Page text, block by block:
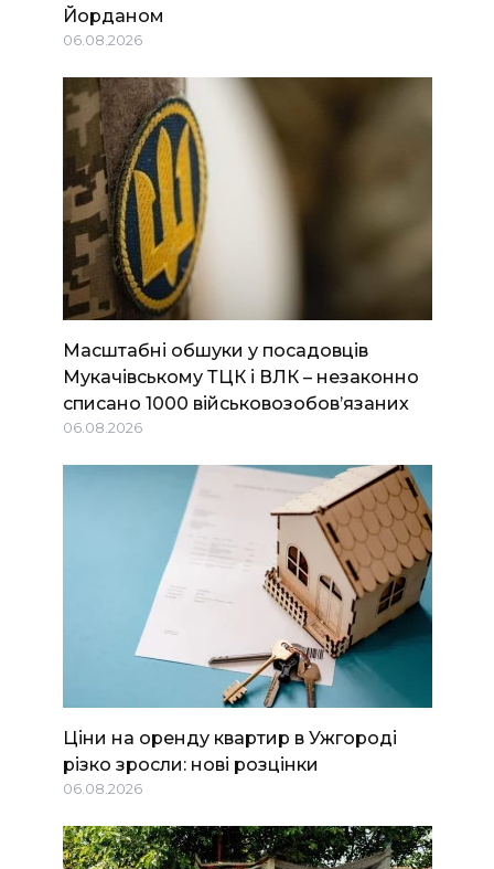
Йорданом
06.08.2026
Масштабні обшуки у посадовців
Мукачівському ТЦК і ВЛК – незаконно
списано 1000 військовозобов’язаних
06.08.2026
Ціни на оренду квартир в Ужгороді
різко зросли: нові розцінки
06.08.2026